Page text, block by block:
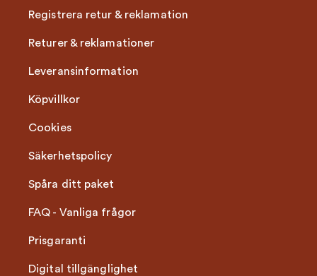
Registrera retur & reklamation
Returer & reklamationer
Leveransinformation
Köpvillkor
Cookies
Säkerhetspolicy
Spåra ditt paket
FAQ - Vanliga frågor
Prisgaranti
Digital tillgänglighet